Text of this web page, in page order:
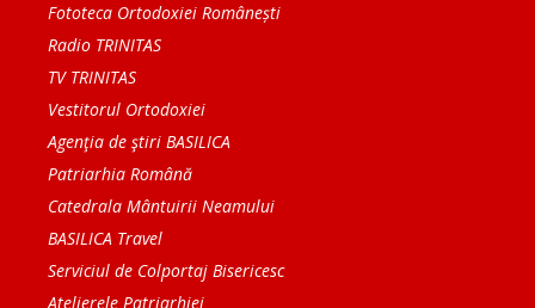
Fototeca Ortodoxiei Românești
Radio TRINITAS
TV TRINITAS
Vestitorul Ortodoxiei
Agenţia de ştiri BASILICA
Patriarhia Română
Catedrala Mântuirii Neamului
BASILICA Travel
Serviciul de Colportaj Bisericesc
Atelierele Patriarhiei